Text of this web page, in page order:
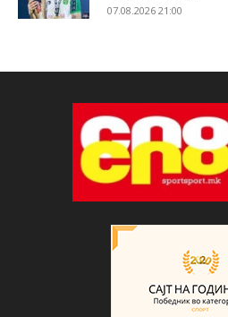
07.08.2026 21:00